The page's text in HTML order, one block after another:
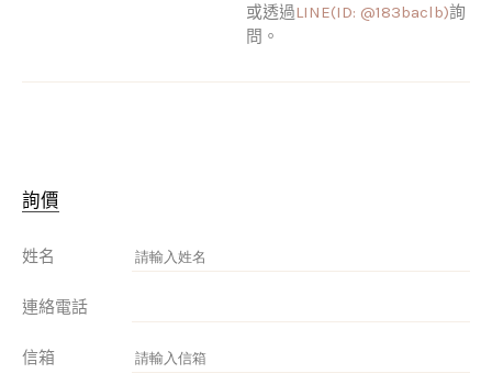
或透過LINE(ID: @183baclb)詢
問。
詢價
姓名
連絡電話
信箱